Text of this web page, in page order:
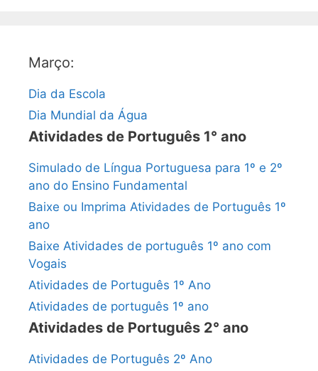
Março:
Dia da Escola
Dia Mundial da Água
Atividades de Português 1° ano
Simulado de Língua Portuguesa para 1º e 2º
ano do Ensino Fundamental
Baixe ou Imprima Atividades de Português 1º
ano
Baixe Atividades de português 1º ano com
Vogais
Atividades de Português 1º Ano
Atividades de português 1º ano
Atividades de Português 2° ano
Atividades de Português 2º Ano